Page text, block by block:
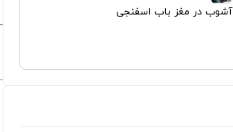
آشوب در مغز باب اسفنجی